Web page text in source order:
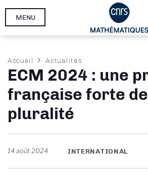
Aller
MENU
Fil
d'Ariane
Accueil Actualités
ECM 2024 : une
française forte
pluralité
14 août 2024 INTERNATIONAL